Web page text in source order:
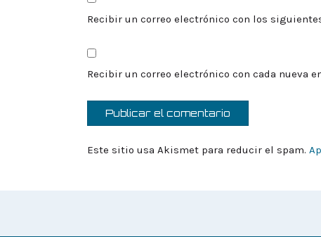
Recibir un correo electrónico con los
Recibir un correo electrónico con cada nueva
Este sitio usa Akismet para reducir el spam.